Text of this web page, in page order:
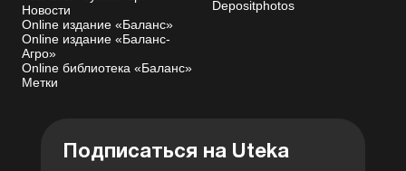
Новости
Online издание «Баланс»
Online издание «Баланс-
Агро»
Online библиотека «Баланс»
Метки
Depositphotos
Подписаться на Uteka